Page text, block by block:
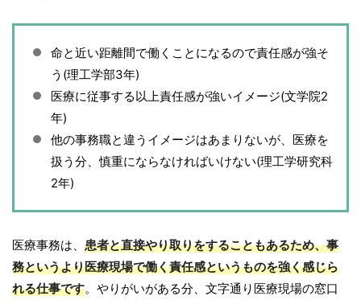
命と近い距離間で働くことになるので責任感が強そ
う(理工学部3年)
医療に従事する以上責任感が強いイメージ(文学院2
年)
他の事務職と違うイメージはあまりないが、医療を
扱う分、慎重にならなければいけない(理工学研究科
2年)
医療事務は、 患者と直接やり取りをすることもあるため、事
務というより医療現場で働く責任感というものを強く感じら
れる仕事です。やりがいがある分、文字通り医療現場の窓口